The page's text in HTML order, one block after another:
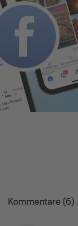
Kommentare (6)